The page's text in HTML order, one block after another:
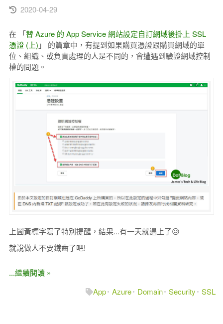
2020-04-29
在 「替 Azure 的 App Service 網站設定自訂網域後掛上 SSL
憑證 (上) 」 的篇章中，有提到如果購買憑證跟購買網域的單
位、組織、或負責處理的人是不同的，會遭遇到驗證網域控制
權的問題。
上圖黃標字寫了特別提醒，結果...有一天就遇上了😥
就說做人不要鐵齒了吧!
...繼續閱讀 »
App Azure Domain Security SSL